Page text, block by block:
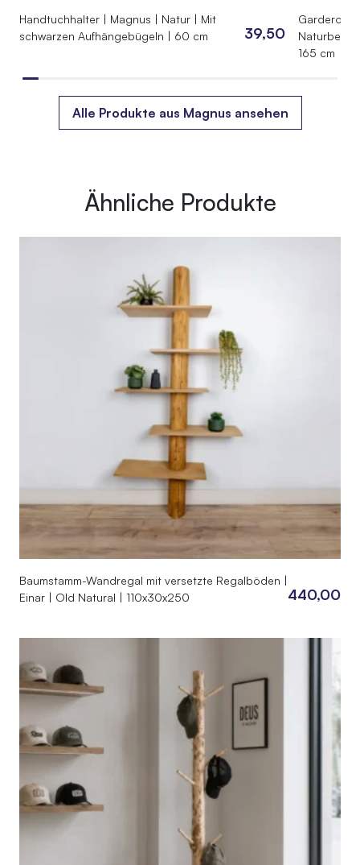
150 × 40 × 155 cm
Handtuchhalter | Magnus | Natur | Mit
schwarzen Aufhängebügeln | 60 cm
39,50
165 cm
Alle Produkte aus Magnus ansehen
Ähnliche Produkte
Baumstamm-Wandregal mit versetzte Regalböden |
Einar | Old Natural | 110x30x250
440,00